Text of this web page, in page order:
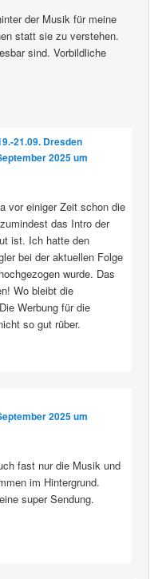
der Musik für meine
statt sie zu verstehen.
sind. Vorbildliche
21.09. Dresden
2025 um
vor einiger Zeit schon die
das Intro der
ist. Ich hatte den
bei der aktuellen Folge
wurde. Das
Wo bleibt die
Werbung für die
so gut rüber.
2025 um
fast nur die Musik und
im Hintergrund.
super Sendung.